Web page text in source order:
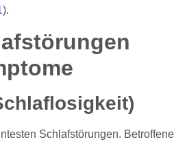
).
Schlafstörungen. Betroffene